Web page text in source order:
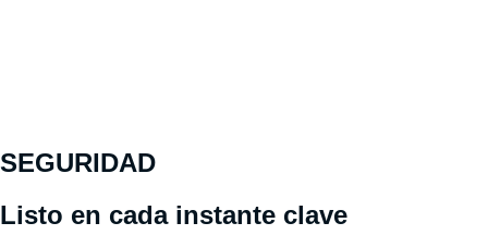
SEGURIDAD
Listo en cada instante clave